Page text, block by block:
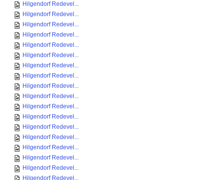
Hilgendorf Redevel...
Hilgendorf Redevel...
Hilgendorf Redevel...
Hilgendorf Redevel...
Hilgendorf Redevel...
Hilgendorf Redevel...
Hilgendorf Redevel...
Hilgendorf Redevel...
Hilgendorf Redevel...
Hilgendorf Redevel...
Hilgendorf Redevel...
Hilgendorf Redevel...
Hilgendorf Redevel...
Hilgendorf Redevel...
Hilgendorf Redevel...
Hilgendorf Redevel...
Hilgendorf Redevel...
Hilgendorf Redevel...